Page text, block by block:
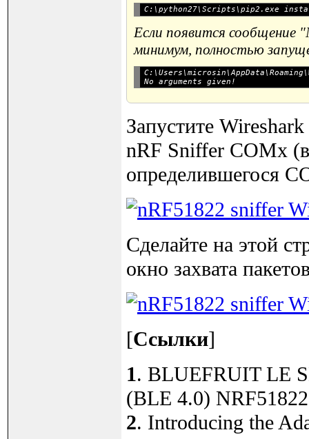
Если появится сообщение
минимум, полностью
Запустите
nRF Sniffer COMx
определившегося
Сделайте на этой
окно захвата
[Ссылки]
1. BLUEFRUIT LE
(BLE 4.0)
2. Introducing the